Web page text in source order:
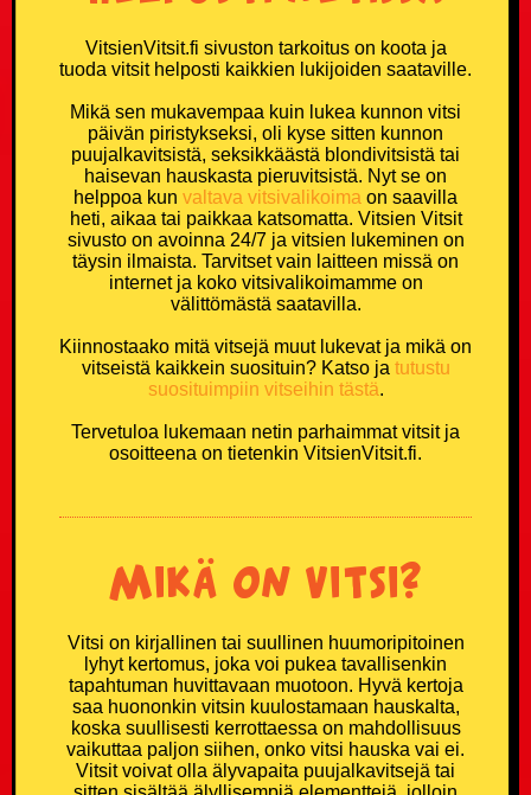
VitsienVitsit.fi sivuston tarkoitus on koota ja
tuoda vitsit helposti kaikkien lukijoiden saataville.
Mikä sen mukavempaa kuin lukea kunnon vitsi
päivän piristykseksi, oli kyse sitten kunnon
puujalkavitsistä, seksikkäästä blondivitsistä tai
haisevan hauskasta pieruvitsistä. Nyt se on
helppoa kun valtava vitsivalikoima on saavilla
heti, aikaa tai paikkaa katsomatta. Vitsien Vitsit
sivusto on avoinna 24/7 ja vitsien lukeminen on
täysin ilmaista. Tarvitset vain laitteen missä on
internet ja koko vitsivalikoimamme on
välittömästä saatavilla.
Kiinnostaako mitä vitsejä muut lukevat ja mikä on
vitseistä kaikkein suosituin? Katso ja tutustu
suosituimpiin vitseihin tästä.
Tervetuloa lukemaan netin parhaimmat vitsit ja
osoitteena on tietenkin VitsienVitsit.fi.
Mikä on vitsi?
Vitsi on kirjallinen tai suullinen huumoripitoinen
lyhyt kertomus, joka voi pukea tavallisenkin
tapahtuman huvittavaan muotoon. Hyvä kertoja
saa huononkin vitsin kuulostamaan hauskalta,
koska suullisesti kerrottaessa on mahdollisuus
vaikuttaa paljon siihen, onko vitsi hauska vai ei.
Vitsit voivat olla älyvapaita puujalkavitsejä tai